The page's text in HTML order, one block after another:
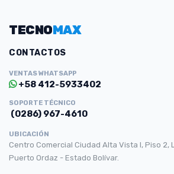
TECNOMAX
CONTACTOS
VENTAS WHATSAPP
+58 412-5933402
SOPORTE TÉCNICO
(0286) 967-4610
UBICACIÓN
Centro Comercial Ciudad Alta Vista I, Piso 2,
Puerto Ordaz - Estado Bolívar.